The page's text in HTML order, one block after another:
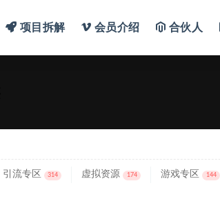
项目拆解 会员介绍 合伙人
引流专区 314 虚拟资源 174 游戏专区 144